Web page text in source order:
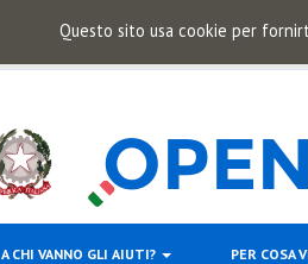
Questo sito usa cookie per
A CHI VANNO GLI AIUTI? PER COSA